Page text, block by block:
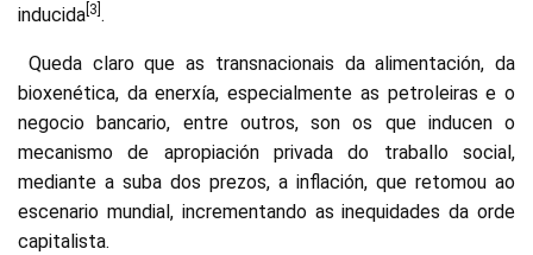
inducida [3] .
Queda claro que as transnacionais da alimentación, da
bioxenética, da enerxía, especialmente as petroleiras e o
negocio bancario, entre outros, son os que inducen o
mecanismo de apropiación privada do traballo social,
mediante a suba dos prezos, a inflación, que retomou ao
escenario mundial, incrementando as inequidades da orde
capitalista.